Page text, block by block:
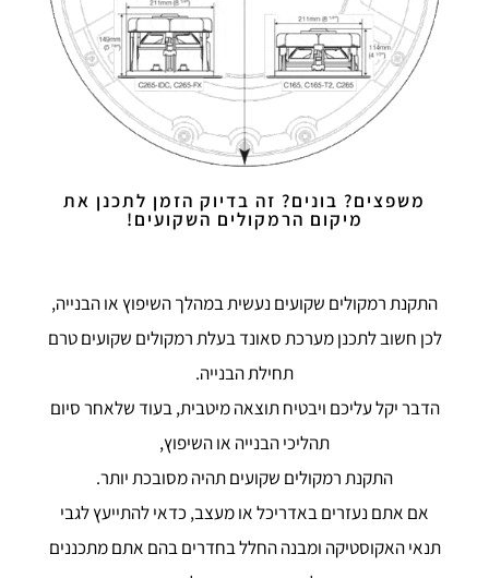
משפצים? בונים? זה בדיוק הזמן לתכנן את
מיקום הרמקולים השקועים!
התקנת רמקולים שקועים נעשית במהלך השיפוץ או הבנייה,
לכן חשוב לתכנן מערכת סאונד בעלת רמקולים שקועים טרם
תחילת הבנייה.
הדבר יקל עליכם ויבטיח תוצאה מיטבית, בעוד שלאחר סיום
תהליכי הבנייה או השיפוץ,
התקנת רמקולים שקועים תהיה מסובכת יותר.
אם אתם נעזרים באדריכל או מעצב, כדאי להתייעץ לגבי
תנאי האקוסטיקה ומבנה החלל בחדרים בהם אתם מתכננים